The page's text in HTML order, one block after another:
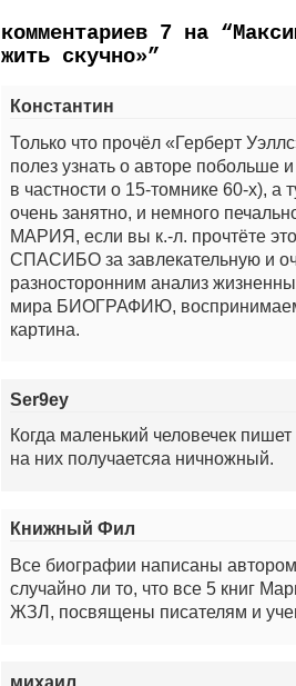
комментариев 7 на
жить скучно»”
Константин
Только что прочёл «Герберт
полез узнать о авторе побольше
в частности о 15-томнике 60-х),
очень занятно, и немного
МАРИЯ, если вы к.-л. прочтёте
СПАСИБО за завлекательную и
разносторонним анализ
мира БИОГРАФИЮ,
картина.
Ser9ey
Когда маленький человечек
на них получаетсяа ничножный.
Книжный Фил
Все биографии написаны
случайно ли то, что все 5 книг
ЖЗЛ, посвящены писателям и
михаил